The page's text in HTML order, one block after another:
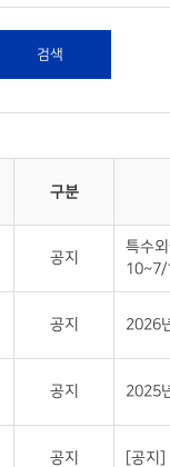
검색
구분
공지
특수
10~7/
공지 2026
공지 2025
공지 [공지]